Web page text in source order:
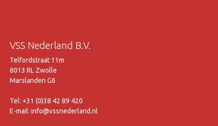
VSS Nederland B.V.
Telfordstraat 11m
8013 RL Zwolle
Marslanden G6
Tel: +31 (0)38 42 89 420
E-mail: info@vssnederland.nl